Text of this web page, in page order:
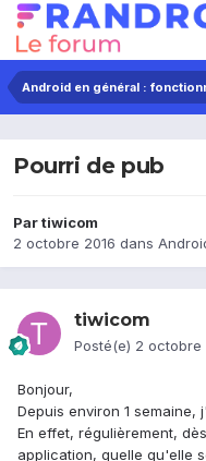
Android en général :
Pourri de pub
Partiwicom
2 octobre 2016 dans
tiwicom
Posté(e) 2 octobre
Bonjour,
Depuis environ 1
En effet, régulièrement,
application, quelle qu'elle